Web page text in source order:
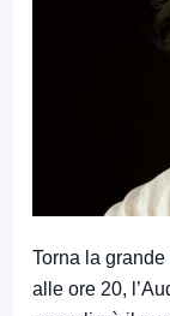
Torna la
alle ore 20,